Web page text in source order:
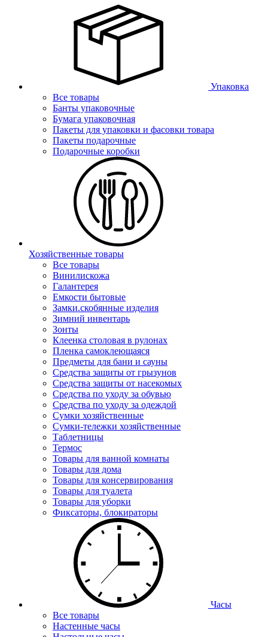
Упаковка
Все товары
Банты упаковочные
Бумага упаковочная
Пакеты для упаковки и фасовки товара
Пакеты подарочные
Подарочные коробки
Хозяйственные товары
Все товары
Винилискожа
Галантерея
Емкости бытовые
Замки.скобянные изделия
Зимний инвентарь
Зонты
Клеенка столовая в рулонах
Пленка самоклеющаяся
Предметы для бани и сауны
Средства защиты от грызунов
Средства защиты от насекомых
Средства по уходу за обувью
Средства по уходу за одеждой
Сумки хозяйственные
Сумки-тележки хозяйственные
Таблетницы
Термос
Товары для ванной комнаты
Товары для дома
Товары для консервирования
Товары для туалета
Товары для уборки
Фиксаторы, блокираторы
Часы
Все товары
Настенные часы